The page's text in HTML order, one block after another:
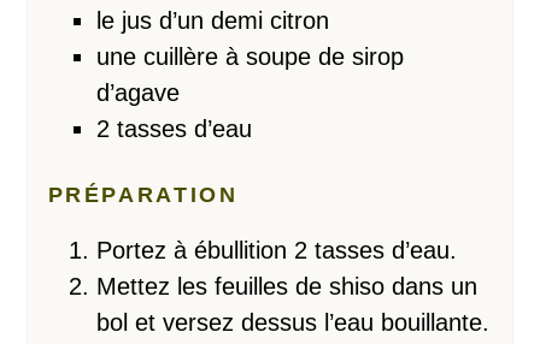
le jus d’un demi citron
une cuillère à soupe de sirop
d’agave
2 tasses d’eau
PRÉPARATION
Portez à ébullition 2 tasses d’eau.
Mettez les feuilles de shiso dans un
bol et versez dessus l’eau bouillante.